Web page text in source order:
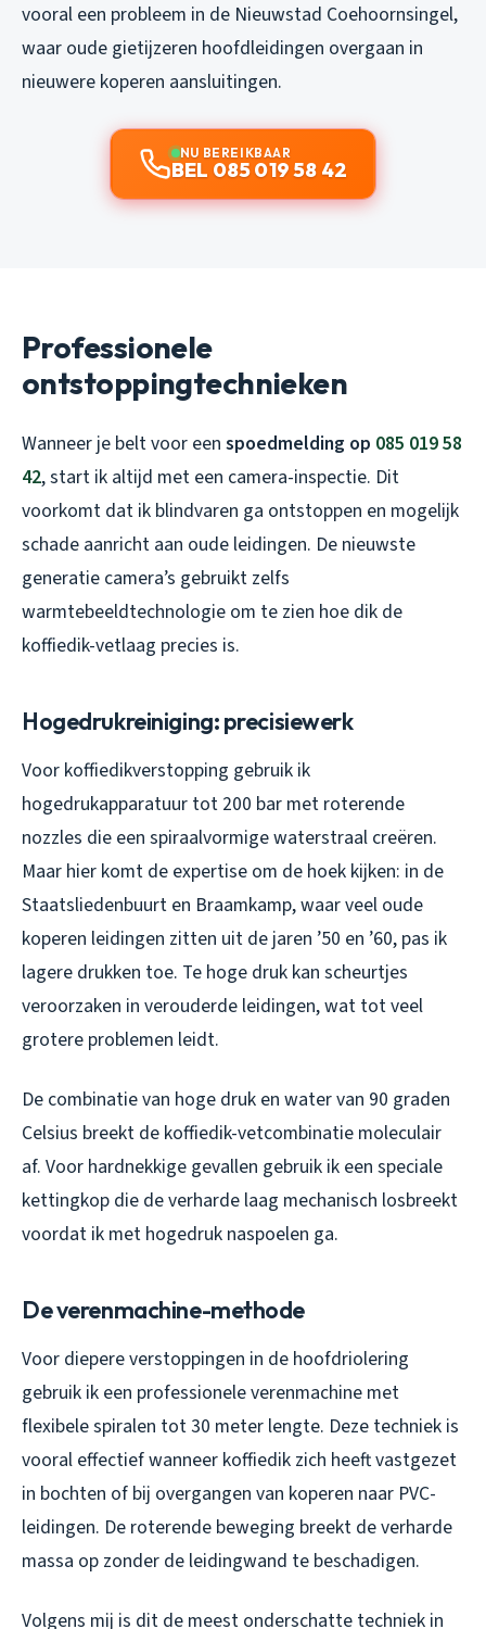
vooral een probleem in de Nieuwstad Coehoornsingel,
waar oude gietijzeren hoofdleidingen overgaan in
nieuwere koperen aansluitingen.
NU BEREIKBAAR
BEL 085 019 58 42
Professionele
ontstoppingtechnieken
Wanneer je belt voor een spoedmelding op 085 019 58
42, start ik altijd met een camera-inspectie. Dit
voorkomt dat ik blindvaren ga ontstoppen en mogelijk
schade aanricht aan oude leidingen. De nieuwste
generatie camera’s gebruikt zelfs
warmtebeeldtechnologie om te zien hoe dik de
koffiedik-vetlaag precies is.
Hogedrukreiniging: precisiewerk
Voor koffiedikverstopping gebruik ik
hogedrukapparatuur tot 200 bar met roterende
nozzles die een spiraalvormige waterstraal creëren.
Maar hier komt de expertise om de hoek kijken: in de
Staatsliedenbuurt en Braamkamp, waar veel oude
koperen leidingen zitten uit de jaren ’50 en ’60, pas ik
lagere drukken toe. Te hoge druk kan scheurtjes
veroorzaken in verouderde leidingen, wat tot veel
grotere problemen leidt.
De combinatie van hoge druk en water van 90 graden
Celsius breekt de koffiedik-vetcombinatie moleculair
af. Voor hardnekkige gevallen gebruik ik een speciale
kettingkop die de verharde laag mechanisch losbreekt
voordat ik met hogedruk naspoelen ga.
De verenmachine-methode
Voor diepere verstoppingen in de hoofdriolering
gebruik ik een professionele verenmachine met
flexibele spiralen tot 30 meter lengte. Deze techniek is
vooral effectief wanneer koffiedik zich heeft vastgezet
in bochten of bij overgangen van koperen naar PVC-
leidingen. De roterende beweging breekt de verharde
massa op zonder de leidingwand te beschadigen.
Volgens mij is dit de meest onderschatte techniek in